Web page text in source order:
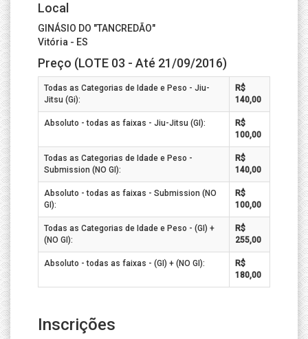
Local
GINÁSIO DO "TANCREDÃO"
Vitória - ES
Preço (LOTE 03 - Até 21/09/2016)
Todas as Categorias de Idade e Peso - Jiu-
Jitsu (Gi):
R$
140,00
Absoluto - todas as faixas - Jiu-Jitsu (GI):
R$
100,00
Todas as Categorias de Idade e Peso -
Submission (NO GI):
R$
140,00
Absoluto - todas as faixas - Submission (NO
GI):
R$
100,00
Todas as Categorias de Idade e Peso - (GI) +
(NO GI):
R$
255,00
Absoluto - todas as faixas - (GI) + (NO GI):
R$
180,00
Inscrições